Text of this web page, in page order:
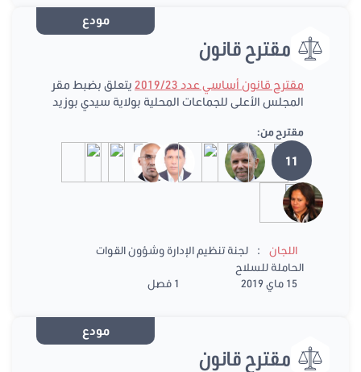
مودع
مقترح قانون
مقترح قانون أساسي عدد 2019/23
يتعلق بضبط مقر
المجلس الأعلى للجماعات المحلية بولاية سيدي بوزيد
مقترح من:
11
اللجان :
لجنة تنظيم الإدارة وشؤون القوات
الحاملة للسلاح
15 ماي 2019
1 فصل
مودع
مقترح قانون